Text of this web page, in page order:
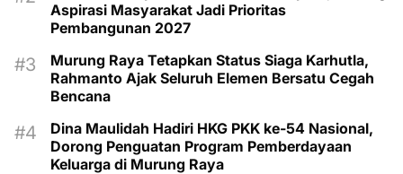
Aspirasi Masyarakat Jadi Prioritas
Pembangunan 2027
Murung Raya Tetapkan Status Siaga Karhutla,
Rahmanto Ajak Seluruh Elemen Bersatu Cegah
Bencana
Dina Maulidah Hadiri HKG PKK ke-54 Nasional,
Dorong Penguatan Program Pemberdayaan
Keluarga di Murung Raya